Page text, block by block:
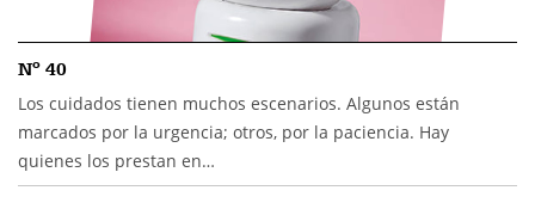
Nº 40
Los cuidados tienen muchos escenarios. Algunos están
marcados por la urgencia; otros, por la paciencia. Hay
quienes los prestan en…